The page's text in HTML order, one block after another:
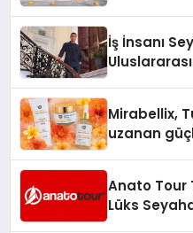
İş İnsanı
Mirabellix,
uzanan
Anato Tour
Lüks